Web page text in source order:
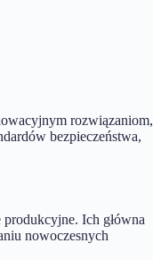
rozwiązaniom,
bezpieczeństwa,
Ich główna
nowoczesnych